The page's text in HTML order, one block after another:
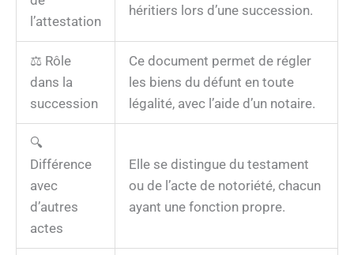
l’attestation
héritiers lors d’une succession.
⚖️ Rôle
dans la
succession
Ce document permet de régler
les biens du défunt en toute
légalité, avec l’aide d’un notaire.
🔍
Différence
avec
d’autres
actes
Elle se distingue du testament
ou de l’acte de notoriété, chacun
ayant une fonction propre.